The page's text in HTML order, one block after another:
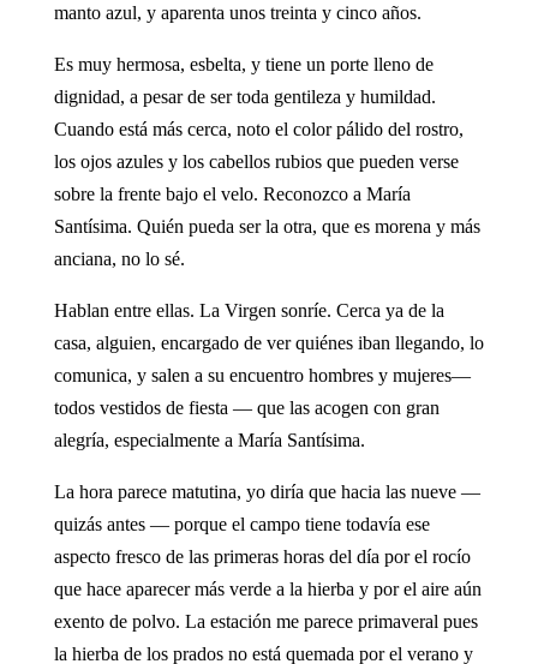
manto azul, y aparenta unos treinta y cinco años.
Es muy hermosa, esbelta, y tiene un porte lleno de
dignidad, a pesar de ser toda gentileza y humildad.
Cuando está más cerca, noto el color pálido del rostro,
los ojos azules y los cabellos rubios que pueden verse
sobre la frente bajo el velo. Reconozco a María
Santísima. Quién pueda ser la otra, que es morena y más
anciana, no lo sé.
Hablan entre ellas. La Virgen sonríe. Cerca ya de la
casa, alguien, encargado de ver quiénes iban llegando, lo
comunica, y salen a su encuentro hombres y mujeres—
todos vestidos de fiesta — que las acogen con gran
alegría, especialmente a María Santísima.
La hora parece matutina, yo diría que hacia las nueve —
quizás antes — porque el campo tiene todavía ese
aspecto fresco de las primeras horas del día por el rocío
que hace aparecer más verde a la hierba y por el aire aún
exento de polvo. La estación me parece primaveral pues
la hierba de los prados no está quemada por el verano y